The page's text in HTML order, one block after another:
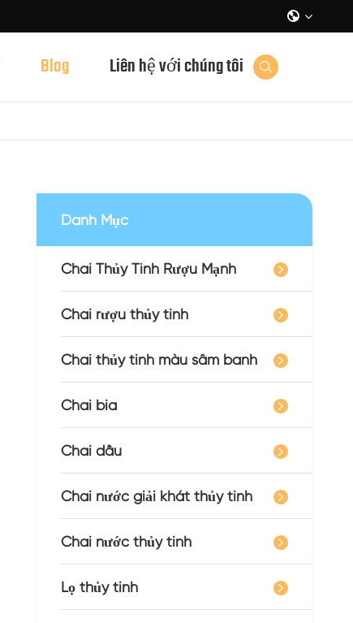

Blog Liên hệ với chúng tôi 
Danh Mục
Chai Thủy Tinh Rượu Mạnh
Chai rượu thủy tinh
Chai thủy tinh màu sâm banh
Chai bia
Chai dầu
Chai nước giải khát thủy tinh
Chai nước thủy tinh
Lọ thủy tinh